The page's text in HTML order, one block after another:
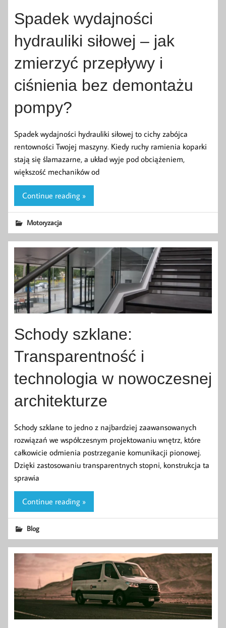
Spadek wydajności
hydrauliki siłowej – jak
zmierzyć przepływy i
ciśnienia bez demontażu
pompy?
Spadek wydajności hydrauliki siłowej to cichy zabójca
rentowności Twojej maszyny. Kiedy ruchy ramienia koparki
stają się ślamazarne, a układ wyje pod obciążeniem,
większość mechaników od
Continue reading »
Motoryzacja
Schody szklane:
Transparentność i
technologia w nowoczesnej
architekturze
Schody szklane to jedno z najbardziej zaawansowanych
rozwiązań we współczesnym projektowaniu wnętrz, które
całkowicie odmienia postrzeganie komunikacji pionowej.
Dzięki zastosowaniu transparentnych stopni, konstrukcja ta
sprawia
Continue reading »
Blog